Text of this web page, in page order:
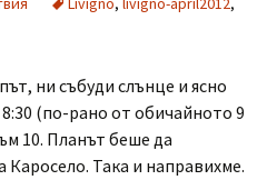
ни събуди слънце и ясно
(по-рано от обичайното 9
10. Планът беше да
Каросело. Така и направихме.